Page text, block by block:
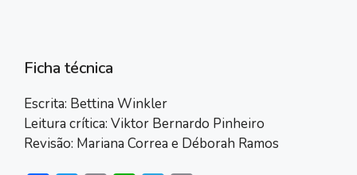
Ficha técnica
Escrita: Bettina Winkler
Leitura crítica: Viktor Bernardo Pinheiro
Revisão: Mariana Correa e Déborah Ramos